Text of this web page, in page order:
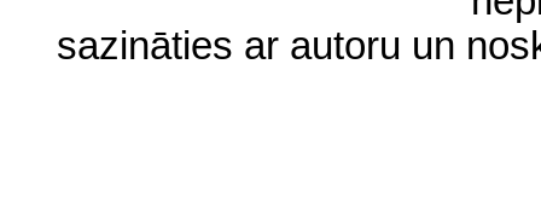
sazināties ar autoru un